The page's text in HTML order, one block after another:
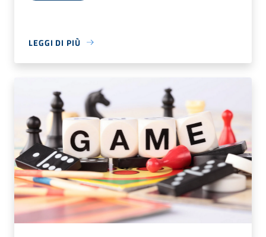
LEGGI DI PIÙ